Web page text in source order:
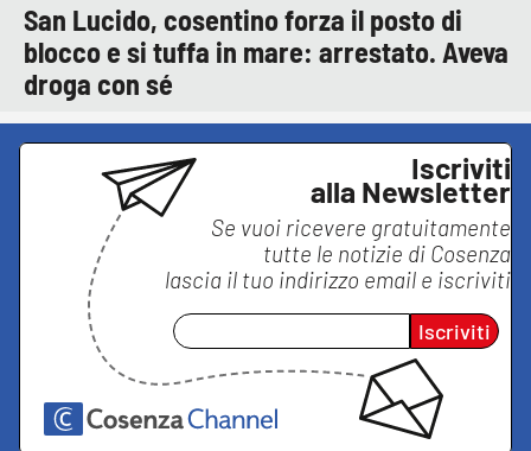
San Lucido, cosentino forza il posto di
blocco e si tuffa in mare: arrestato. Aveva
droga con sé
Iscriviti
alla Newsletter
Se vuoi ricevere gratuitamente
tutte le notizie di Cosenza
lascia il tuo indirizzo email e iscriviti
Iscriviti